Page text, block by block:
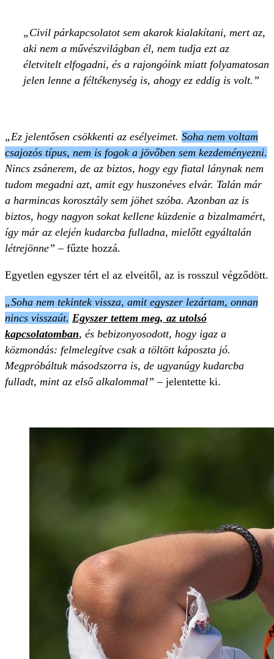
Civil párkapcsolatot sem akarok kialakítani, mert az,
aki nem a művészvilágban él, nem tudja ezt az
életvitelt elfogadni, és a rajongóink miatt folyamatosan
jelen lenne a féltékenység is, ahogy ez eddig is volt.
„Ez jelentősen csökkenti az esélyeimet. Soha nem voltam
csajozós típus, nem is fogok a jövőben sem kezdeményezni.
Nincs zsánerem, de az biztos, hogy egy fiatal lánynak nem
tudom megadni azt, amit egy huszonéves elvár. Talán már
a harmincas korosztály sem jöhet szóba. Azonban az is
biztos, hogy nagyon sokat kellene küzdenie a bizalmamért,
így már az elején kudarcba fulladna, mielőtt egyáltalán
létrejönne” – fűzte hozzá.
Egyetlen egyszer tért el az elveitől, az is rosszul végződött.
„Soha nem tekintek vissza, amit egyszer lezártam, onnan
nincs visszaút. Egyszer tettem meg, az utolsó
kapcsolatomban, és bebizonyosodott, hogy igaz a
közmondás: felmelegítve csak a töltött káposzta jó.
Megpróbáltuk másodszorra is, de ugyanúgy kudarcba
fulladt, mint az első alkalommal” – jelentette ki.